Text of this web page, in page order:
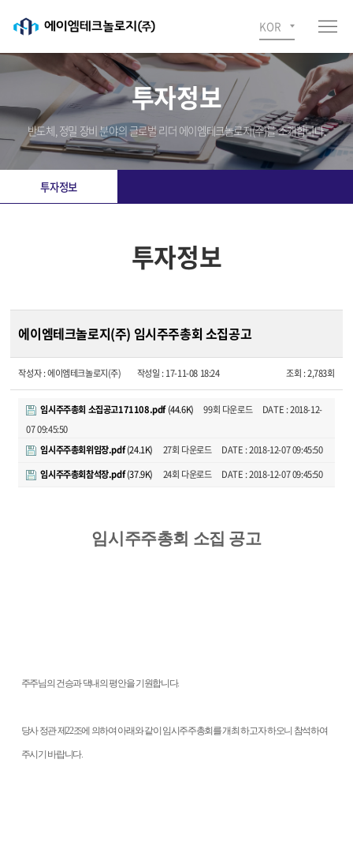
KOR
투자정보
반도체, 정밀 장비 분야의 글로벌 리더 에이엠테크놀로지(주)를 소개합니다.
투자정보
투자정보
에이엠테크놀로지(주) 임시주주총회 소집공고
작성자 :에이엠테크놀로지(주) 작성일 :17-11-08 18:24 조회 :2,783회
임시주주총회 소집공고171108.pdf(44.6K) 99회 다운로드
DATE : 2018-12-
07 09:45:50
임시주주총회위임장.pdf(24.1K) 27회 다운로드
DATE : 2018-12-07 09:45:50
임시주주총회참석장.pdf(37.9K) 24회 다운로드 DATE : 2018-12-07 09:45:50
임시주주총회 소집 공고
주주님의 건승과 댁내의 평안을 기원합니다.
당사 정관 제22조에 의하여 아래와 같이 임시주주총회를 개최 하고자 하오니 참석하여
주시기 바랍니다.